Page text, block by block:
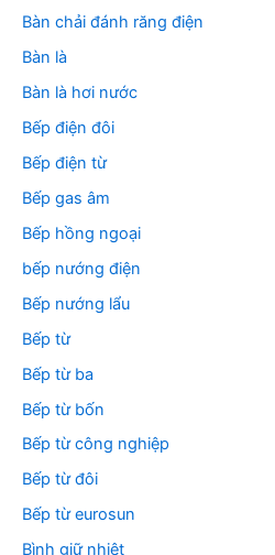
Bàn chải đánh răng điện
Bàn là
Bàn là hơi nước
Bếp điện đôi
Bếp điện từ
Bếp gas âm
Bếp hồng ngoại
bếp nướng điện
Bếp nướng lẩu
Bếp từ
Bếp từ ba
Bếp từ bốn
Bếp từ công nghiệp
Bếp từ đôi
Bếp từ eurosun
Bình giữ nhiệt